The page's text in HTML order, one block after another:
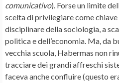
comunicativo). Forse un limite
scelta di privilegiare come
disciplinare della sociologia, a
politica e dell’economia. Ma, da
vecchia scuola, Habermas non
tracciare dei grandi affreschi
faceva anche confluire (questo